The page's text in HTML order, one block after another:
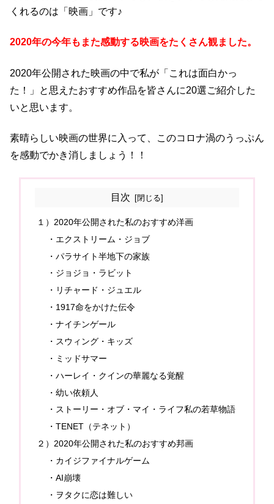
くれるのは「映画」です♪
2020年の今年もまた感動する映画をたくさん観ました。
2020年公開された映画の中で私が「これは面白かっ
た！」と思えたおすすめ作品を皆さんに20選ご紹介した
いと思います。
素晴らしい映画の世界に入って、このコロナ渦のうっぷん
を感動でかき消しましょう！！
目次
１）2020年公開された私のおすすめ洋画
・エクストリーム・ジョブ
・パラサイト半地下の家族
・ジョジョ・ラビット
・リチャード・ジュエル
・1917命をかけた伝令
・ナイチンゲール
・スウィング・キッズ
・ミッドサマー
・ハーレイ・クインの華麗なる覚醒
・幼い依頼人
・ストーリー・オブ・マイ・ライフ私の若草物語
・TENET（テネット）
２）2020年公開された私のおすすめ邦画
・カイジファイナルゲーム
・AI崩壊
・ヲタクに恋は難しい